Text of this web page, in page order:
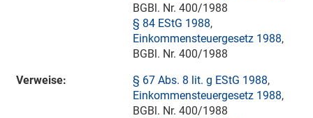
BGBl. Nr. 400/1988
§ 84 EStG 1988,
Einkommensteuergesetz 1988,
BGBl. Nr. 400/1988
Verweise:
§ 67 Abs. 8 lit. g EStG 1988,
Einkommensteuergesetz 1988,
BGBl. Nr. 400/1988